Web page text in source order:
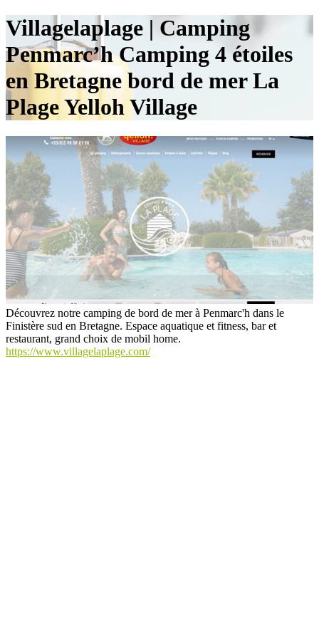
Villagelaplage | Camping
Penmarc’h Camping 4 étoiles
en Bretagne bord de mer La
Plage Yelloh Village
Découvrez notre camping de bord de mer à Penmarc'h dans le
Finistère sud en Bretagne. Espace aquatique et fitness, bar et
restaurant, grand choix de mobil home.
https://www.villagelaplage.com/